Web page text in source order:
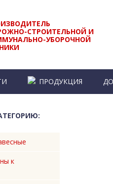
СТРОИТЕЛЬНОЙ И
УБОРОЧНОЙ
ПРОДУКЦИЯ
к